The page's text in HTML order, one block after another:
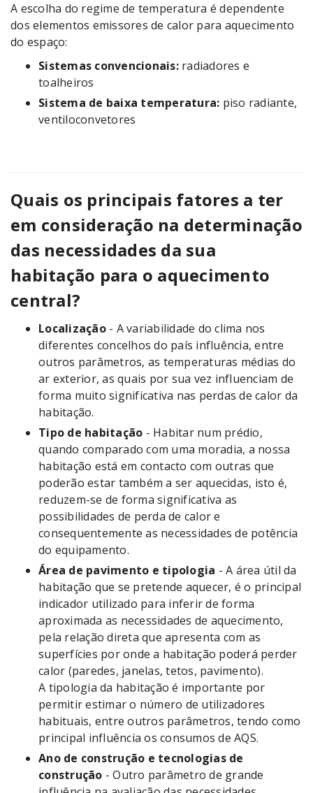
A escolha do regime de temperatura é dependente
dos elementos emissores de calor para aquecimento
do espaço:
Sistemas convencionais:radiadores e
toalheiros
Sistema de baixa temperatura: piso radiante,
ventiloconvetores
Quais os principais fatores a ter
em consideração na determinação
das necessidades da sua
habitação para o aquecimento
central?
Localização- A variabilidade do clima nos
diferentes concelhos do país influência, entre
outros parâmetros, as temperaturas médias do
ar exterior, as quais por sua vez influenciam de
forma muito significativa nas perdas de calor da
habitação.
Tipo de habitação - Habitar num prédio,
quando comparado com uma moradia, a nossa
habitação está em contacto com outras que
poderão estar também a ser aquecidas, isto é,
reduzem-se de forma significativa as
possibilidades de perda de calor e
consequentemente as necessidades de potência
do equipamento.
Área de pavimento e tipologia - A área útil da
habitação que se pretende aquecer, é o principal
indicador utilizado para inferir de forma
aproximada as necessidades de aquecimento,
pela relação direta que apresenta com as
superfícies por onde a habitação poderá perder
calor (paredes, janelas, tetos, pavimento).
A tipologia da habitação é importante por
permitir estimar o número de utilizadores
habituais, entre outros parâmetros, tendo como
principal influência os consumos de AQS.
Ano de construção e tecnologias de
construção - Outro parâmetro de grande